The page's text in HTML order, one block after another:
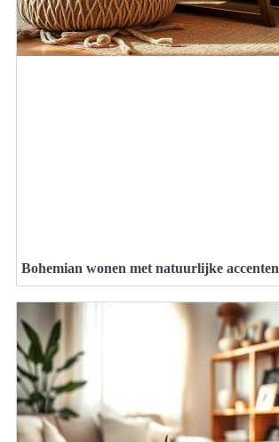
Bohemian wonen met natuurlijke accenten